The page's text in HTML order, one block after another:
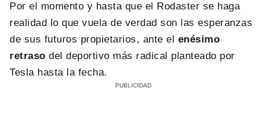
Por el momento y hasta que el Rodaster se haga
realidad lo que vuela de verdad son las esperanzas
de sus futuros propietarios, ante el enésimo
retrasodel deportivo más radical planteado por
Tesla hasta la fecha.